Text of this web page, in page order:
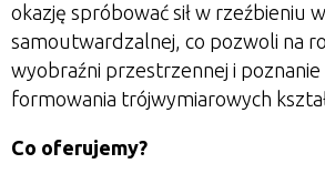
okazję spróbować sił w rzeźbieniu
samoutwardzalnej, co pozwoli na
wyobraźni przestrzennej i
formowania trójwymiarowych
Co oferujemy?